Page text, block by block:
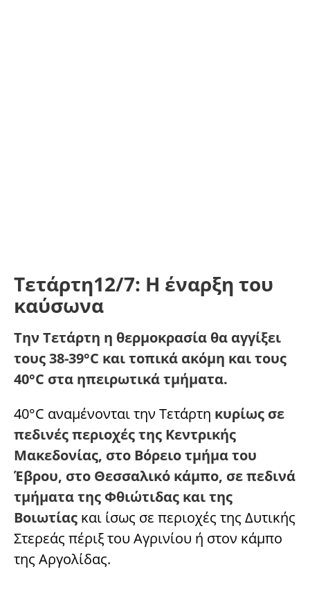
Τετάρτη12/7: Η έναρξη του
καύσωνα
Την Τετάρτη η θερμοκρασία θα αγγίξει
τους 38-39°C και τοπικά ακόμη και τους
40°C στα ηπειρωτικά τμήματα.
40°C αναμένονται την Τετάρτη κυρίως σε
πεδινές περιοχές της Κεντρικής
Μακεδονίας, στο Βόρειο τμήμα του
Έβρου, στο Θεσσαλικό κάμπο, σε πεδινά
τμήματα της Φθιώτιδας και της
Βοιωτίας και ίσως σε περιοχές της Δυτικής
Στερεάς πέριξ του Αγρινίου ή στον κάμπο
της Αργολίδας.